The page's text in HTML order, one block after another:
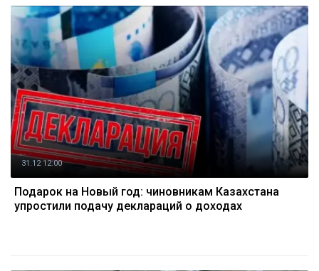
31.12 12:00
Подарок на Новый год: чиновникам Казахстана
упростили подачу деклараций о доходах